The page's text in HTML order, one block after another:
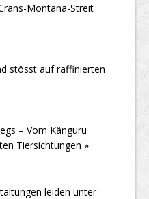
Montana-Streit
stösst auf raffinierten
– Vom Känguru
Tiersichtungen »
leiden unter